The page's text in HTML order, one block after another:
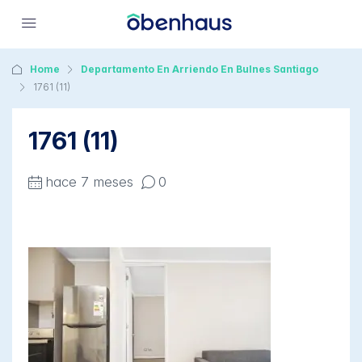
Home
Departamento En Arriendo En Bulnes Santiago
1761 (11)
1761 (11)
hace 7 meses 0